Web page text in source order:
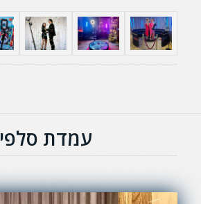
עמדת סלפי